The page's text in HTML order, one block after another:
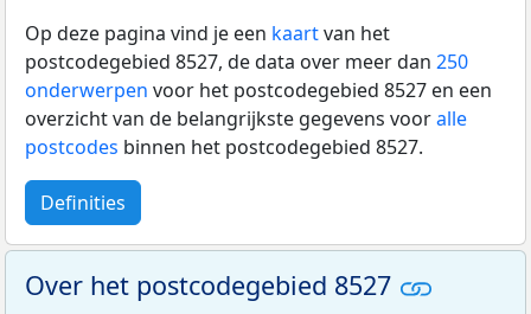
Op deze pagina vind je een kaartvan het
postcodegebied 8527, de data over meer dan 250
onderwerpen voor het postcodegebied 8527 en een
overzicht van de belangrijkste gegevens vooralle
postcodes binnen het postcodegebied 8527.
Definities
Over het postcodegebied 8527